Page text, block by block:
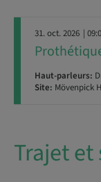
31. oct. 2026 |
Haut-parleurs:
Site: Mövenpick
Trajet et